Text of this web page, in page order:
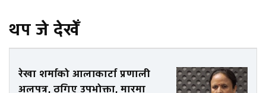
थप जे देखेँ
रेखा शर्माको आलाकार्टा प्रणाली
अलपत्र, ठगिए उपभोक्ता, मारमा